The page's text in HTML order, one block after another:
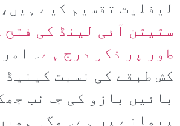
لیفلیٹ تقسیم کیے ہیں،
سٹیٹن آئی لینڈ کی
طور پر ذکر درج ہے۔
کش طبقے کی نسبت
بائیں بازو کی جانب